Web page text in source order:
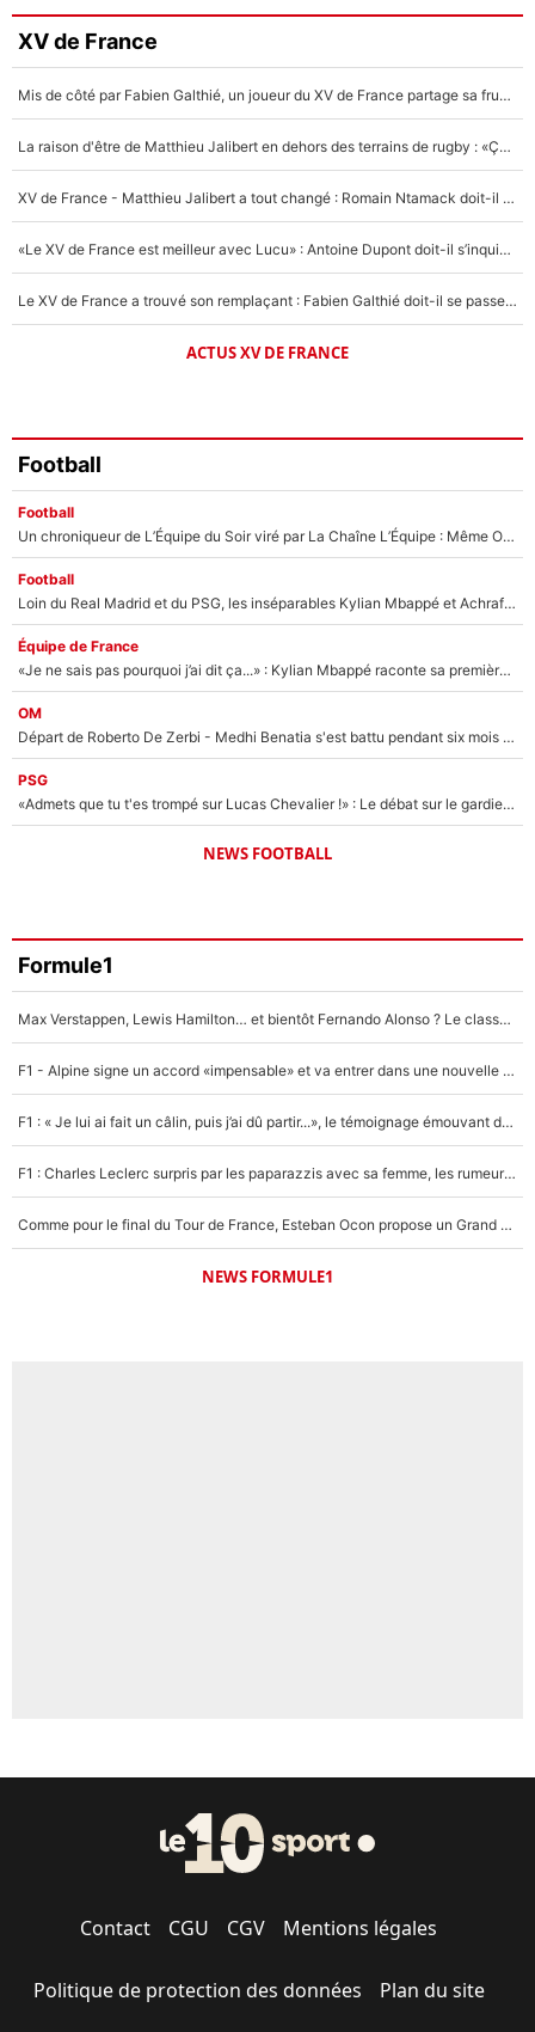
Faris Moumbagna
4%
Un autre joueur
5%
XV de France
Mis de côté par Fabien Galthié, un joueur du XV de France partage sa frustration : «ils ne me l’ont pas dit tout de suite»
La raison d'être de Matthieu Jalibert en dehors des terrains de rugby : «Ça m'atteint autant que si tu touches à un membre de ma famille»
XV de France - Matthieu Jalibert a tout changé : Romain Ntamack doit-il s’inquiéter pour sa place à un an de la Coupe du monde ?
«Le XV de France est meilleur avec Lucu» : Antoine Dupont doit-il s’inquiéter pour sa place ?
Le XV de France a trouvé son remplaçant : Fabien Galthié doit-il se passer d'Antoine Dupont ?
ACTUS XV DE FRANCE
Football
Football
Un chroniqueur de L’Équipe du Soir viré par La Chaîne L’Équipe : Même Olivier Ménard n’avait pas pu empêcher son départ, «je l’ai appris sur Twitter, je l’ai vécu assez mal»
Football
Loin du Real Madrid et du PSG, les inséparables Kylian Mbappé et Achraf Hakimi changent d'équipe le temps d'une journée !
Équipe de France
«Je ne sais pas pourquoi j’ai dit ça...» : Kylian Mbappé raconte sa première rencontre avec Zinédine Zidane (et c’est très drôle)
OM
Départ de Roberto De Zerbi - Medhi Benatia s'est battu pendant six mois pour le retenir à l'OM, le PSG a été le naufrage de trop : «Je pars avec toi»
PSG
«Admets que tu t'es trompé sur Lucas Chevalier !» : Le débat sur le gardien du PSG vire au clash à l'After Foot
NEWS FOOTBALL
Formule1
Max Verstappen, Lewis Hamilton… et bientôt Fernando Alonso ? Le classement des pilotes les mieux payés en Formule 1 risque de changer !
F1 - Alpine signe un accord «impensable» et va entrer dans une nouvelle dimension : Grande nouvelle pour Pierre Gasly !
F1 : « Je lui ai fait un câlin, puis j’ai dû partir...», le témoignage émouvant de Max Verstappen sur sa fille
F1 : Charles Leclerc surpris par les paparazzis avec sa femme, les rumeurs étaient vraies !
Comme pour le final du Tour de France, Esteban Ocon propose un Grand Prix de Formule 1 à Paris : «Autour de l’Arc de Triomphe, ce serait génial» !
NEWS FORMULE1
Contact CGU CGV Mentions légales
Politique de protection des données Plan du site